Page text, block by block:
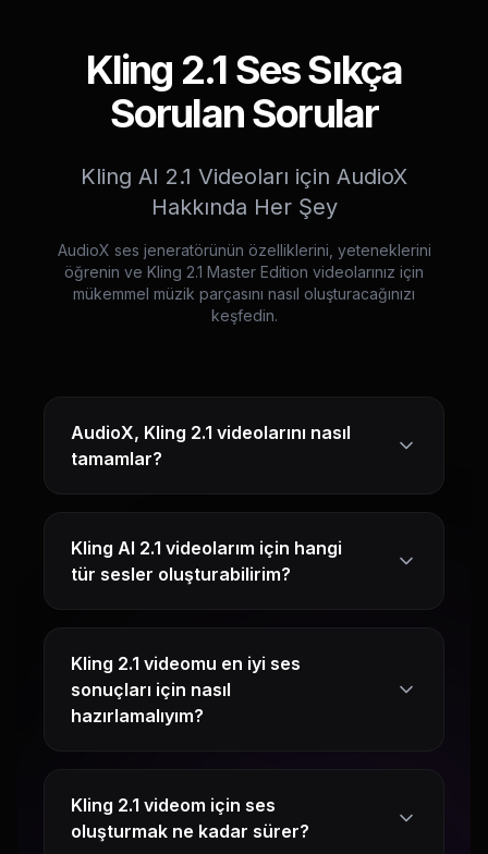
Kling 2.1 Ses Sıkça
Sorulan Sorular
Kling AI 2.1 Videoları için AudioX
Hakkında Her Şey
AudioX ses jeneratörünün özelliklerini, yeteneklerini
öğrenin ve Kling 2.1 Master Edition videolarınız için
mükemmel müzik parçasını nasıl oluşturacağınızı
keşfedin.
AudioX, Kling 2.1 videolarını nasıl
tamamlar?
Kling AI 2.1 videolarım için hangi
tür sesler oluşturabilirim?
Kling 2.1 videomu en iyi ses
sonuçları için nasıl
hazırlamalıyım?
Kling 2.1 videom için ses
oluşturmak ne kadar sürer?